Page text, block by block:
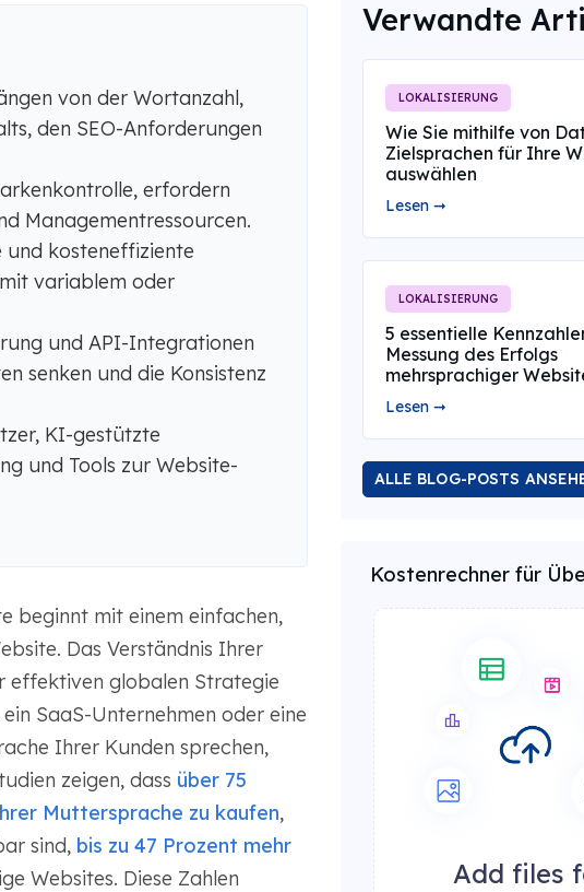
von der Wortanzahl,
den SEO-Anforderungen
erfordern
Managementressourcen.
kosteneffiziente
variablem oder
und API-Integrationen
senken und die Konsistenz
KI-gestützte
und Tools zur Website-
beginnt mit einem einfachen,
Das Verständnis Ihrer
effektiven globalen Strategie
SaaS-Unternehmen oder eine
Ihrer Kunden sprechen,
zeigen, dass über 75
Muttersprache zu kaufen,
sind, bis zu 47 Prozent mehr
Websites. Diese Zahlen
Verwandte
LOKALISIERUNG
Wie Sie mithilfe von
Zielsprachen für Ihre
auswählen
Lesen ➞
LOKALISIERUNG
5 essentielle
Messung des Erfolgs
mehrsprachiger
Lesen ➞
ALLE BLOG-POSTS
Kostenrechner für
Add files